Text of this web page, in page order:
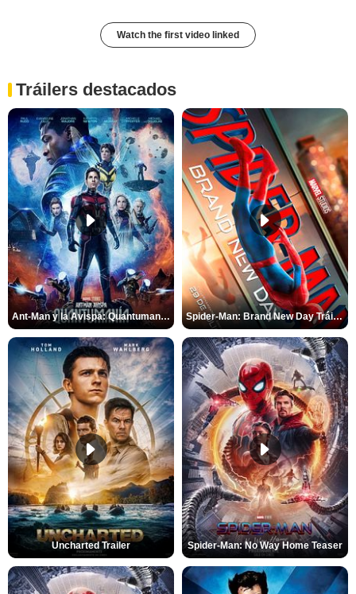
Watch the first video linked
Tráilers destacados
Ant-Man y la Avispa: Quantumanía Tráiler (2) Spider-Man: Brand New Day Tráiler (3)
Uncharted Trailer Spider-Man: No Way Home Teaser